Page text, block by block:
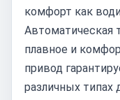
комфорт как
Автоматическая
плавное и
привод
различных типах